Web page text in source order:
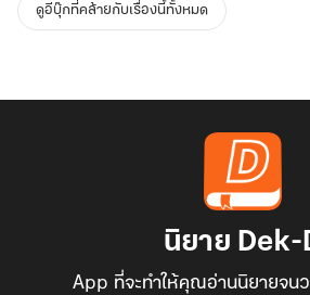
ดูอีบุ๊กที่คล้ายกับเรื่องนี้ทั้งหมด
นิยาย Dek-
App ที่จะทำให้คุณอ่านนิยายจน